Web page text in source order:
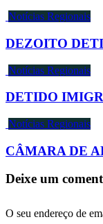
Notícias Regionais
DEZOITO
Notícias Regionais
DETIDO
Notícias Regionais
CÂMARA DE
Deixe um
O seu endereço de